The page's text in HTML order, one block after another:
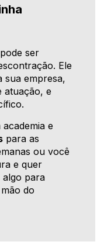
ser
Ele
sua empresa,
atuação, e
e
para as
ou você
e quer
para
do